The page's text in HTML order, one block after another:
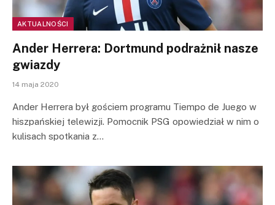
AKTUALNOŚCI
Ander Herrera: Dortmund podrażnił nasze
gwiazdy
14 maja 2020
Ander Herrera był gościem programu Tiempo de Juego w
hiszpańskiej telewizji. Pomocnik PSG opowiedział w nim o
kulisach spotkania z…